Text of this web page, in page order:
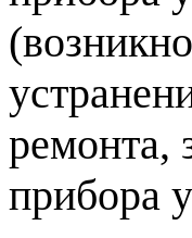
ремонта,
прибора